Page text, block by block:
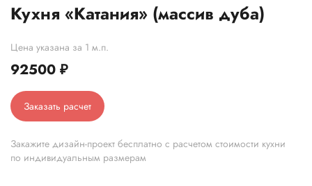
Кухня «Катания» (массив дуба)
Цена указана за 1 м.п.
92500 ₽
Заказать расчет
Закажите дизайн-проект бесплатно с расчетом стоимости кухни
по индивидуальным размерам